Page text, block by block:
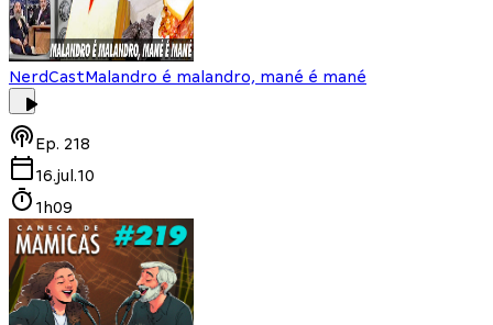
NerdCastMalandro é malandro, mané é mané
Ep. 218
16.jul.10
1h09